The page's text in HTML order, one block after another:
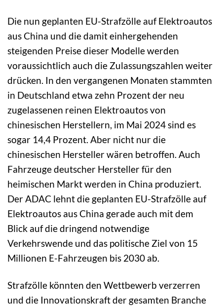
Die nun geplanten EU-Strafzölle auf Elektroautos
aus China und die damit einhergehenden
steigenden Preise dieser Modelle werden
voraussichtlich auch die Zulassungszahlen weiter
drücken. In den vergangenen Monaten stammten
in Deutschland etwa zehn Prozent der neu
zugelassenen reinen Elektroautos von
chinesischen Herstellern, im Mai 2024 sind es
sogar 14,4 Prozent. Aber nicht nur die
chinesischen Hersteller wären betroffen. Auch
Fahrzeuge deutscher Hersteller für den
heimischen Markt werden in China produziert.
Der ADAC lehnt die geplanten EU-Strafzölle auf
Elektroautos aus China gerade auch mit dem
Blick auf die dringend notwendige
Verkehrswende und das politische Ziel von 15
Millionen E-Fahrzeugen bis 2030 ab.
Strafzölle könnten den Wettbewerb verzerren
und die Innovationskraft der gesamten Branche